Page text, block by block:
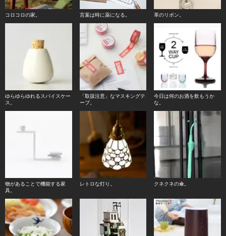
コロコロの家。 言葉は時に薬になる。 革のリボン。
ゆらゆらゆれるスパイスケー
ス。
「取扱注意」なマスキングテ
ープ。
今日は何のお酒を飲もうか
な。
物があることで機能する家
具。
レトロな灯り。 クネクネの傘。